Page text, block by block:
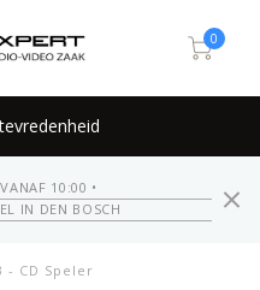
0
10:00 •
IN DEN BOSCH
- CD Speler